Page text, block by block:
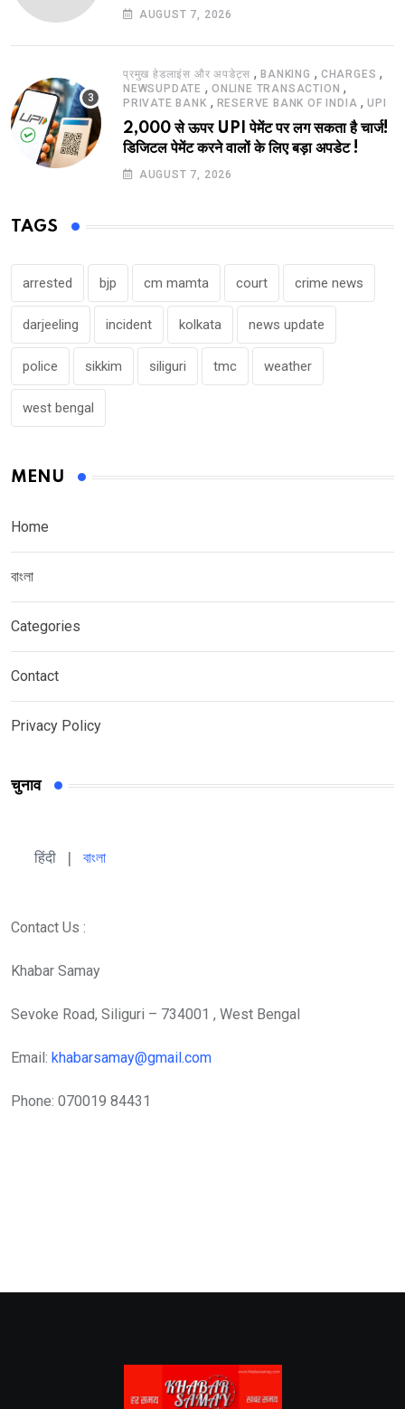
AUGUST 7, 2026
प्रमुख हेडलाइंस और अपडेट्स ,BANKING , CHARGES ,
NEWSUPDATE , ONLINE TRANSACTION ,
PRIVATE BANK , RESERVE BANK OF INDIA ,UPI
2,000 से ऊपर UPI पेमेंट पर लग सकता है चार्ज!
डिजिटल पेमेंट करने वालों के लिए बड़ा अपडेट !
AUGUST 7, 2026
TAGS
arrested bjp cm mamta court crime news
darjeeling incident kolkata news update
police sikkim siliguri tmc weather
west bengal
MENU
Home
বাংলা
Categories
Contact
Privacy Policy
चुनाव
हिंदी | বাংলা
Contact Us :
Khabar Samay
Sevoke Road, Siliguri – 734001 , West Bengal
Email: khabarsamay@gmail.com
Phone: 070019 84431